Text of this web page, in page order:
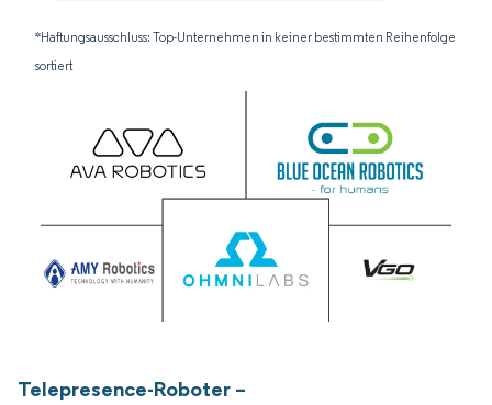
*Haftungsausschluss: Top-Unternehmen in keiner bestimmten Reihenfolge
sortiert
Telepresence-Roboter –